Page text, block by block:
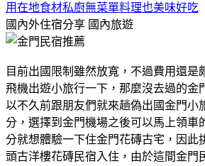
用在地食材私廚無菜單料理也美味好吃
國內外住宿分享 國內旅遊
目前出國限制雖然放寬，不過費用還是
飛機出遊小旅行一下，那麼沒去過的金
以不久前跟朋友們就來趟偽出國金門小
分，選擇到金門機場之後可以馬上領車
分就想體驗一下住金門花磚古宅，因此
頭古洋樓花磚民宿入住，由於這間金門